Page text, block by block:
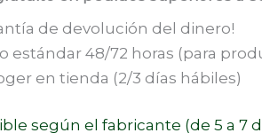
de devolución del dinero!
estándar 48/72 horas (para
en tienda (2/3 días hábiles)
según el fabricante (de 5 a 7